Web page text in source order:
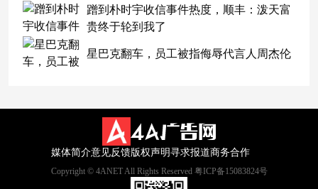
蹭到朴时宇收信事件热度，顺丰：泼天富
贵终于轮到我了
星巴克翻车，员工被指侮辱代言人周杰伦
媒体简介意见反馈版权声明寻求报道商务合作
Copyright © 4ANET All Rights Reserved 粤ICP备15083824号